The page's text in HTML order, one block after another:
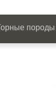
породы